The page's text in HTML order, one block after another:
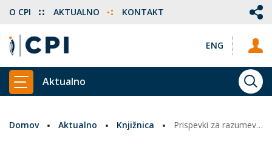
ENG
O CPI AKTUALNO KONTAKT
PRIKAŽI GLAVNI MENI
Aktualno
Domov Aktualno Knjižnica Prispevki za razumevanje trajnostnosti na področju poklicnega in strokovnega izobraževanja